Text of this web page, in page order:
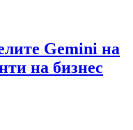
Gemini на
на бизнес